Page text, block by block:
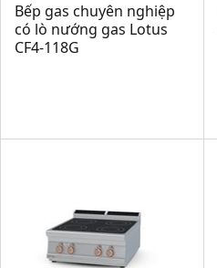
Bếp gas chuyên nghiệp
có lò nướng gas Lotus
CF4-118G